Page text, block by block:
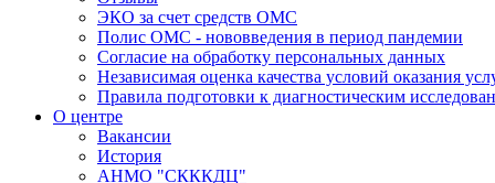
ЭКО за счет средств ОМС
Полис ОМС - нововведения в период пандемии
Согласие на обработку персональных данных
Независимая оценка качества условий оказания
Правила подготовки к диагностическим
О центре
Вакансии
История
АНМО "СКККДЦ"